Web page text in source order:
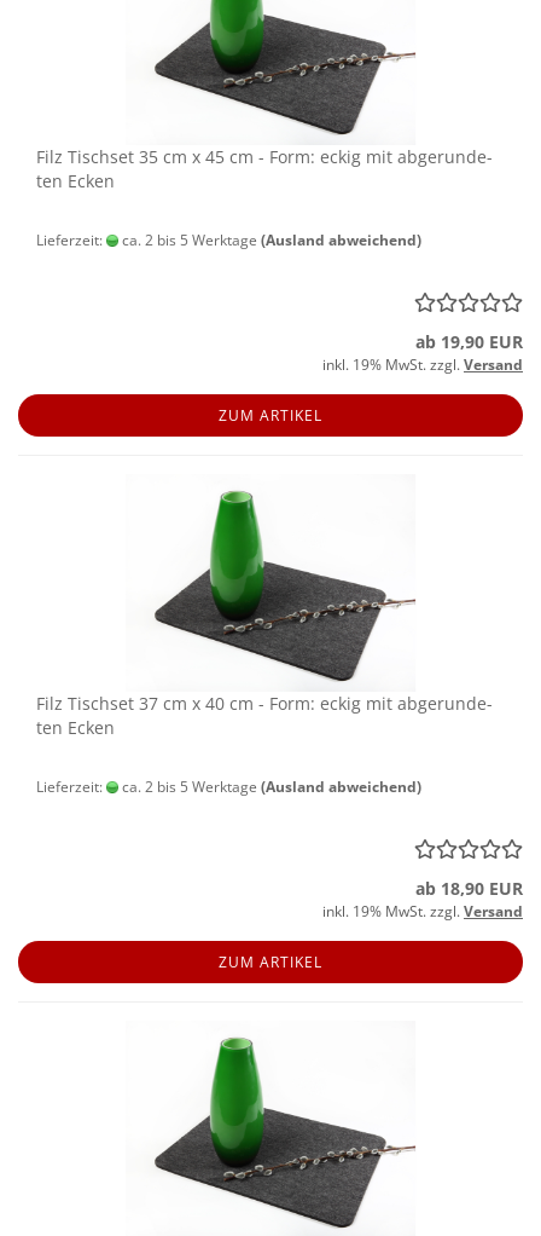
Filz Tisch­set 35 cm x 45 cm - Form: eckig mit ab­ge­run­de­
ten Ecken
Lieferzeit: ca. 2 bis 5 Werktage (Ausland abweichend)
ab 19,90 EUR
inkl. 19% MwSt. zzgl.Versand
ZUM ARTIKEL
Filz Tisch­set 37 cm x 40 cm - Form: eckig mit ab­ge­run­de­
ten Ecken
Lieferzeit: ca. 2 bis 5 Werktage (Ausland abweichend)
ab 18,90 EUR
inkl. 19% MwSt. zzgl.Versand
ZUM ARTIKEL